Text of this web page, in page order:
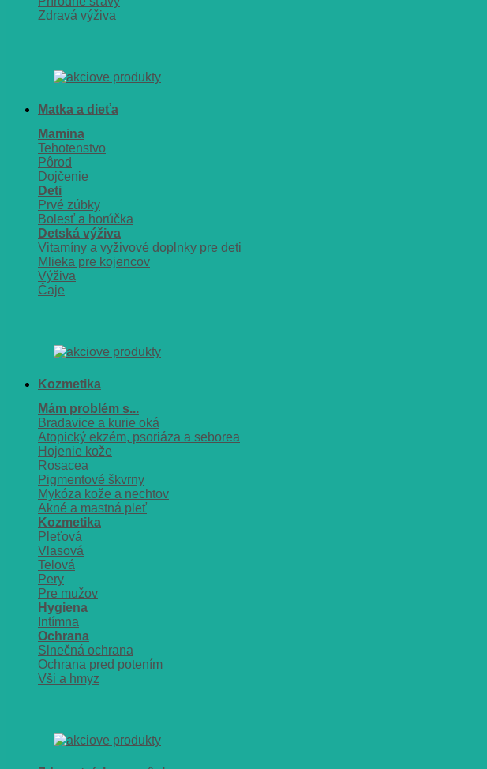
Zdravá výživa
Matka a dieťa
Mamina
Tehotenstvo
Pôrod
Dojčenie
Deti
Prvé zúbky
Bolesť a horúčka
Detská výživa
Vitamíny a vyživové doplnky pre deti
Mlieka pre kojencov
Výživa
Čaje
Kozmetika
Mám problém s...
Bradavice a kurie oká
Atopický ekzém, psoriáza a seborea
Hojenie kože
Rosacea
Pigmentové škvrny
Mykóza kože a nechtov
Akné a mastná pleť
Kozmetika
Pleťová
Vlasová
Telová
Pery
Pre mužov
Hygiena
Intímna
Ochrana
Slnečná ochrana
Ochrana pred potením
Vši a hmyz